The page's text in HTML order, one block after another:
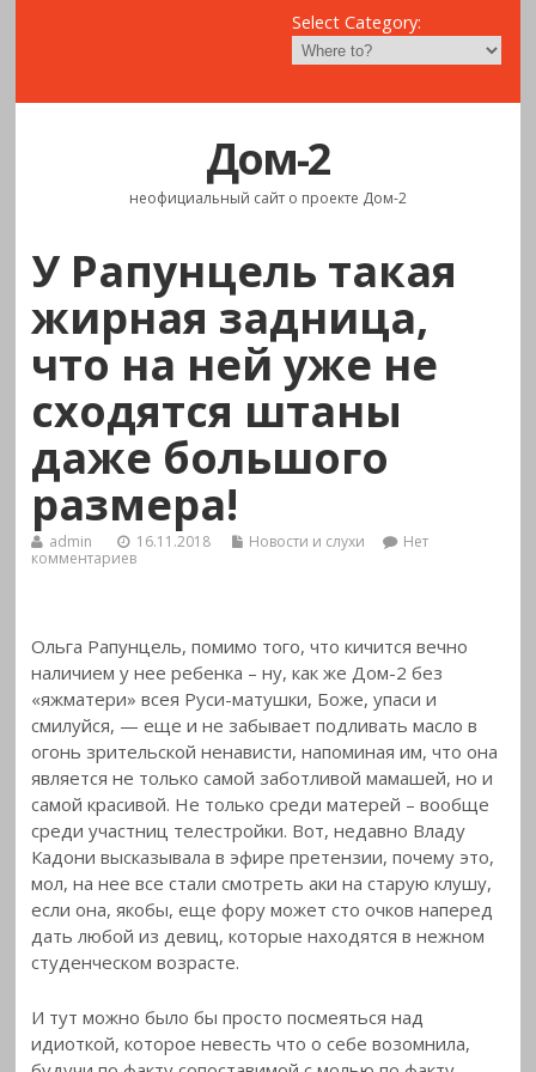
Select Category:
Дом-2
неофициальный сайт о проекте Дом-2
У Рапунцель такая
жирная задница,
что на ней уже не
сходятся штаны
даже большого
размера!
admin 16.11.2018 Новости и слухи
Нет
комментариев
Ольга Рапунцель, помимо того, что кичится вечно
наличием у нее ребенка – ну, как же Дом-2 без
«яжматери» всея Руси-матушки, Боже, упаси и
смилуйся, — еще и не забывает подливать масло в
огонь зрительской ненависти, напоминая им, что она
является не только самой заботливой мамашей, но и
самой красивой. Не только среди матерей – вообще
среди участниц телестройки. Вот, недавно Владу
Кадони высказывала в эфире претензии, почему это,
мол, на нее все стали смотреть аки на старую клушу,
если она, якобы, еще фору может сто очков наперед
дать любой из девиц, которые находятся в нежном
студенческом возрасте.
И тут можно было бы просто посмеяться над
идиоткой, которое невесть что о себе возомнила,